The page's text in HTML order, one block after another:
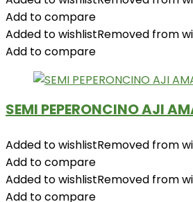
Add to compare
Added to wishlistRemoved from
Add to compare
SEMI PEPERONCINO AJI
Added to wishlistRemoved from
Add to compare
Added to wishlistRemoved from
Add to compare